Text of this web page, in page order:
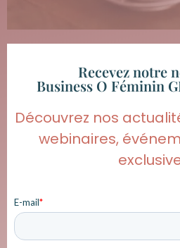
Recevez notre
Business O Féminin
Découvrez nos
webinaires,